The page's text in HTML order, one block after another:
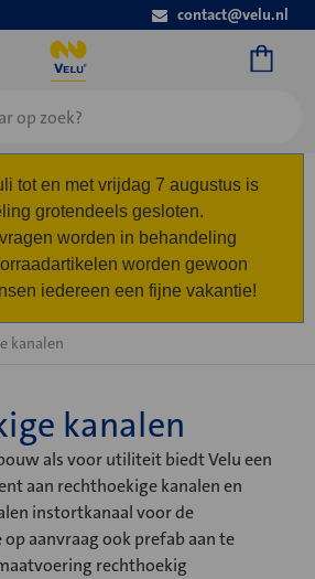
contact@velu.nl
tot en met vrijdag 7 augustus is
grotendeels gesloten.
worden in behandeling
worden gewoon
iedereen een fijne vakantie!
kanalen
kanalen
als voor utiliteit biedt Velu een
aan rechthoekige kanalen en
instortkanaal voor de
aanvraag ook prefab aan te
rechthoekig